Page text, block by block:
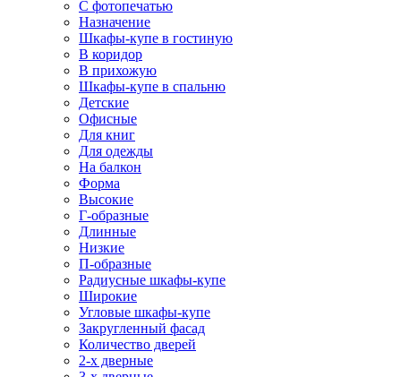
С фотопечатью
Назначение
Шкафы-купе в гостиную
В коридор
В прихожую
Шкафы-купе в спальню
Детские
Офисные
Для книг
Для одежды
На балкон
Форма
Высокие
Г-образные
Длинные
Низкие
П-образные
Радиусные шкафы-купе
Широкие
Угловые шкафы-купе
Закругленный фасад
Количество дверей
2-х дверные